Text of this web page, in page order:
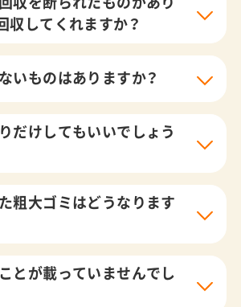
収してくれますか？
いものはありますか？
だけしてもいいでしょう
粗大ゴミはどうなります
とが載っていませんでし